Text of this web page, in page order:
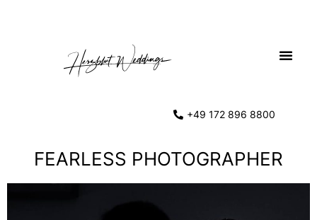
+49 172 896 8800
FEARLESS PHOTOGRAPHER